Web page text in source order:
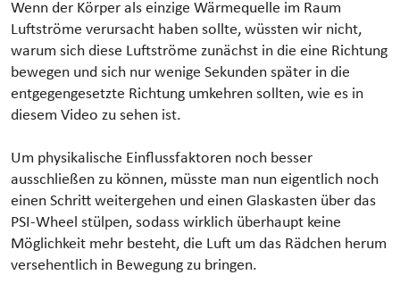
Wenn der Körper als einzige Wärmequelle im Raum
Luftströme verursacht haben sollte, wüssten wir nicht,
warum sich diese Luftströme zunächst in die eine Richtung
bewegen und sich nur wenige Sekunden später in die
entgegengesetzte Richtung umkehren sollten, wie es in
diesem Video zu sehen ist.
Um physikalische Einflussfaktoren noch besser
ausschließen zu können, müsste man nun eigentlich noch
einen Schritt weitergehen und einen Glaskasten über das
PSI-Wheel stülpen, sodass wirklich überhaupt keine
Möglichkeit mehr besteht, die Luft um das Rädchen herum
versehentlich in Bewegung zu bringen.